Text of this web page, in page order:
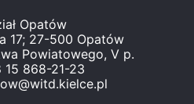
Opatów
17; 27-500 Opatów
Powiatowego, V p.
15 868-21-23